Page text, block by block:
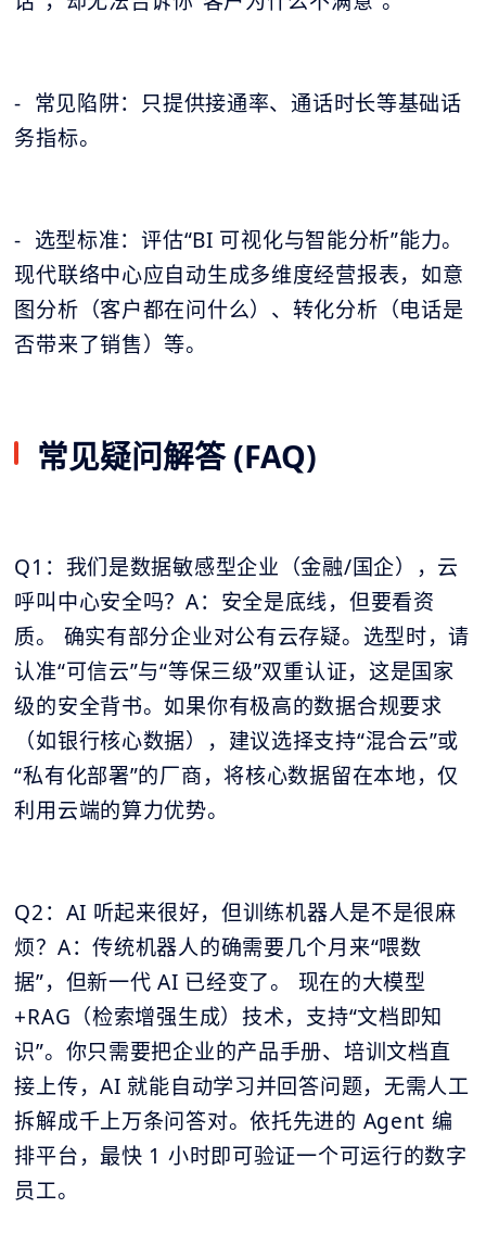
- 常见陷阱：只提供接通率、通话时长等基础话
务指标。
- 选型标准：评估“BI 可视化与智能分析”能力。
现代联络中心应自动生成多维度经营报表，如意
图分析（客户都在问什么）、转化分析（电话是
否带来了销售）等。
常见疑问解答 (FAQ)
Q1：我们是数据敏感型企业（金融/国企），云
呼叫中心安全吗？A：安全是底线，但要看资
质。 确实有部分企业对公有云存疑。选型时，请
认准“可信云”与“等保三级”双重认证，这是国家
级的安全背书。如果你有极高的数据合规要求
（如银行核心数据），建议选择支持“混合云”或
“私有化部署”的厂商，将核心数据留在本地，仅
利用云端的算力优势。
Q2：AI 听起来很好，但训练机器人是不是很麻
烦？A：传统机器人的确需要几个月来“喂数
据”，但新一代 AI 已经变了。 现在的大模型
+RAG（检索增强生成）技术，支持“文档即知
识”。你只需要把企业的产品手册、培训文档直
接上传，AI 就能自动学习并回答问题，无需人工
拆解成千上万条问答对。依托先进的 Agent 编
排平台，最快 1 小时即可验证一个可运行的数字
员工。